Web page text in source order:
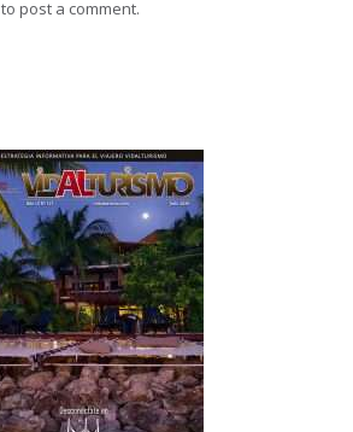
to post a comment.